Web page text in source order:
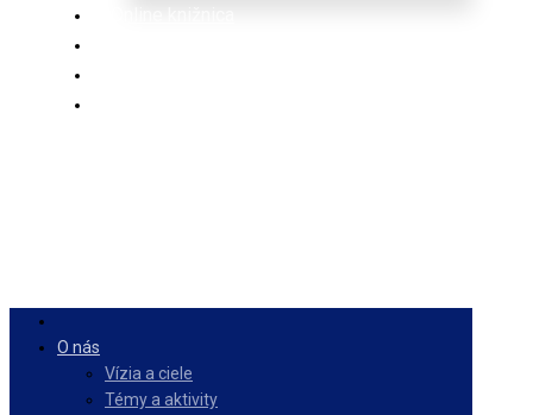
O nás
Vízia a ciele
Témy a aktivity